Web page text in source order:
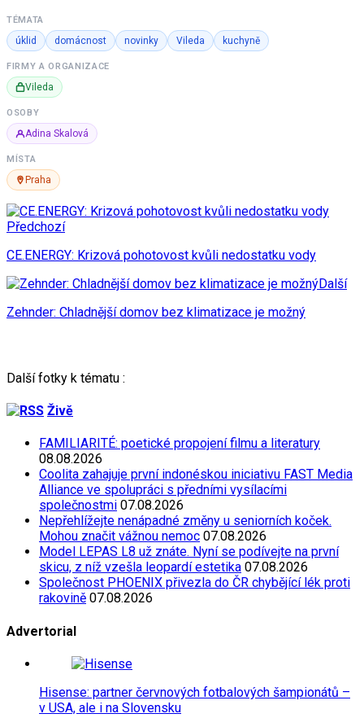
TÉMATA
úklid domácnost novinky Vileda kuchyně
FIRMY A ORGANIZACE
Vileda
OSOBY
Adina Skalová
MÍSTA
Praha
Předchozí
CE.ENERGY: Krizová pohotovost kvůli nedostatku vody
Další
Zehnder: Chladnější domov bez klimatizace je možný
Další fotky k tématu :
Živě
FAMILIARITÉ: poetické propojení filmu a literatury
08.08.2026
Coolita zahajuje první indonéskou iniciativu FAST Media
Alliance ve spolupráci s předními vysílacími
společnostmi 07.08.2026
Nepřehlížejte nenápadné změny u seniorních koček.
Mohou značit vážnou nemoc 07.08.2026
Model LEPAS L8 už znáte. Nyní se podívejte na první
skicu, z níž vzešla leopardí estetika 07.08.2026
Společnost PHOENIX přivezla do ČR chybějící lék proti
rakovině 07.08.2026
Advertorial
Hisense: partner červnových fotbalových šampionátů –
v USA, ale i na Slovensku